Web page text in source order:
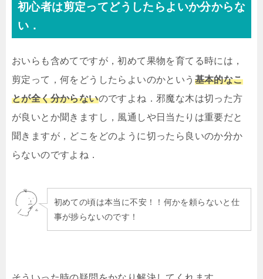
初心者は剪定ってどうしたらよいか分からな
い．
おいらも含めてですが，初めて果物を育てる時には，
剪定って，何をどうしたらよいのかという 基本的なこ
とが全く分からないのですよね．邪魔な木は切った方
が良いとか聞きますし，風通しや日当たりは重要だと
聞きますが，どこをどのように切ったら良いのか分か
らないのですよね．
初めての頃は本当に不安！！何かを頼らないと仕
事が捗らないのです！